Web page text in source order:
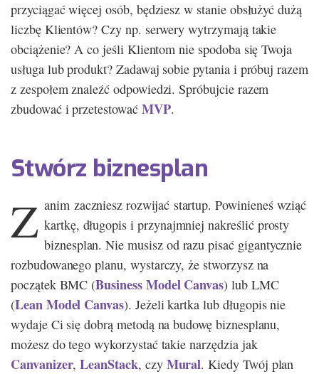
przyciągać więcej osób, będziesz w stanie obsłużyć dużą
liczbę Klientów? Czy np. serwery wytrzymają takie
obciążenie? A co jeśli Klientom nie spodoba się Twoja
usługa lub produkt? Zadawaj sobie pytania i próbuj razem
z zespołem znaleźć odpowiedzi. Spróbujcie razem
zbudować i przetestować MVP.
Stwórz biznesplan
Z anim zaczniesz rozwijać startup. Powinieneś wziąć
kartkę, długopis i przynajmniej nakreślić prosty
biznesplan. Nie musisz od razu pisać gigantycznie
rozbudowanego planu, wystarczy, że stworzysz na
początek BMC (Business Model Canvas) lub LMC
(Lean Model Canvas). Jeżeli kartka lub długopis nie
wydaje Ci się dobrą metodą na budowę biznesplanu,
możesz do tego wykorzystać takie narzędzia jak
Canvanizer,LeanStack, czy Mural. Kiedy Twój plan